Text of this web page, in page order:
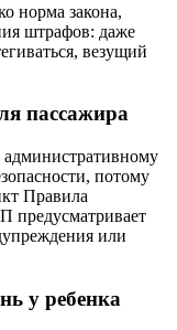
норма закона,
штрафов: даже
везущий
пассажира
потому
Правила
предусматривает
или
у ребенка